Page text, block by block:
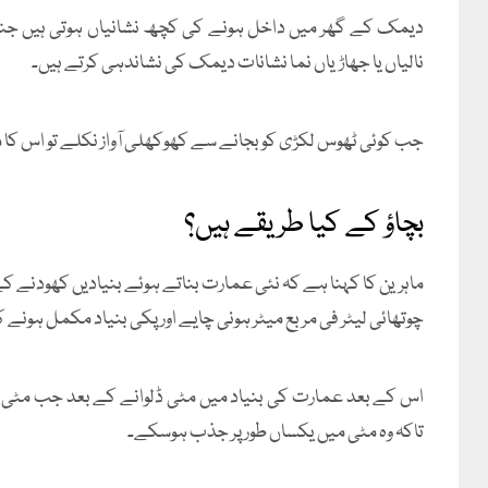
دیمک کے گھر میں داخل ہونے کی کچھ نشانیاں ہوتی ہیں
نالیاں یا جھاڑیاں نما نشانات دیمک کی نشاندہی کرتے ہیں۔
جب کوئی ٹھوس لکڑی کو بجانے سے کھوکھلی آواز نکلے تو اس
بچاؤ کے کیا طریقے ہیں؟
ماہرین کا کہنا ہے کہ نئی عمارت بناتے ہوئے بنیادیں
چوتھائی لیٹر فی مربع میٹر ہونی چایے اور پکی بنیاد مکمل
اس کے بعد عمارت کی بنیاد میں مٹی ڈلوانے کے بعد جب مٹی
تاکہ وہ مٹی میں یکساں طور پر جذب ہوسکے۔